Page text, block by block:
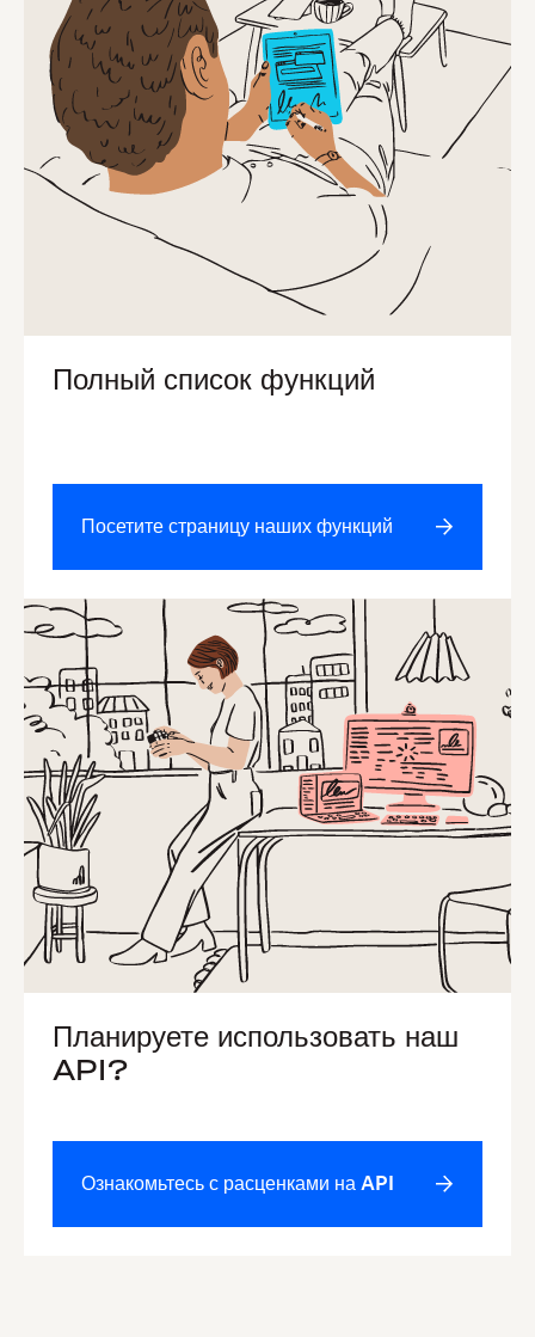
Полный список функций
Посетите страницу наших функций
Планируете использовать наш
API?
Ознакомьтесь с расценками на API